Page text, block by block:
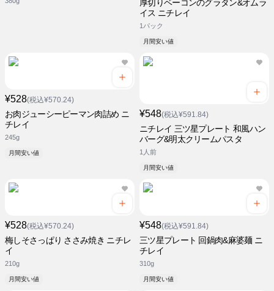
厚切りベーコンのグラタン&オムラ
イス ニチレイ
1パック
月間安い値
¥528(税込¥570.24)
お肉ジューシーピーマン肉詰め ニ
チレイ
245g
月間安い値
¥548(税込¥591.84)
ニチレイ 三ツ星プレート 和風ハン
バーグ&明太クリームパスタ
1人前
月間安い値
¥528(税込¥570.24)
梅しそさっぱり ささみ焼き ニチレ
イ
210g
月間安い値
¥548(税込¥591.84)
三ツ星プレート 回鍋肉&麻婆麺 ニ
チレイ
310g
月間安い値